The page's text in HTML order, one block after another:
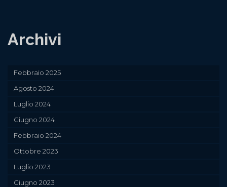
Archivi
Febbraio 2025
Agosto 2024
Luglio 2024
Giugno 2024
Febbraio 2024
Ottobre 2023
Luglio 2023
Giugno 2023